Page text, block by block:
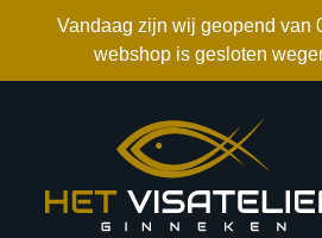
Vandaag zijn wij geopend van
webshop is gesloten